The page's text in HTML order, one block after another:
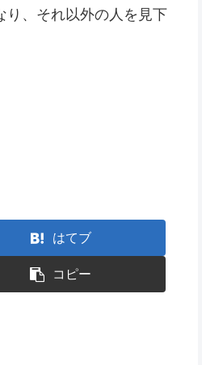
、それ以外の人を見下
はてブ
コピー